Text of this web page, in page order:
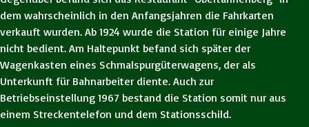
dem wahrscheinlich in den Anfangsjahren die Fahrkarten
verkauft wurden. Ab 1924 wurde die Station für einige Jahre
nicht bedient. Am Haltepunkt befand sich später der
Wagenkasten eines Schmalspurgüterwagens, der als
Unterkunft für Bahnarbeiter diente. Auch zur
Betriebseinstellung 1967 bestand die Station somit nur aus
einem Streckentelefon und dem Stationsschild.